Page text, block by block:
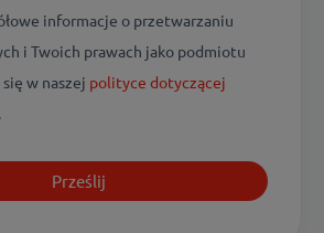
informacje o przetwarzaniu
i Twoich prawach jako podmiotu
w naszej polityce dotyczącej
.